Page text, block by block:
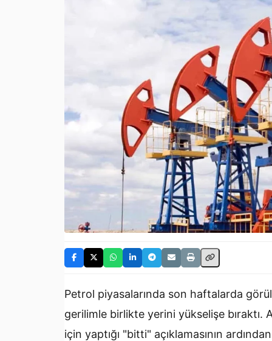
Petrol piyasalarında son haftalarda
gerilimle birlikte yerini yükselişe bıraktı.
için yaptığı "bitti" açıklamasının